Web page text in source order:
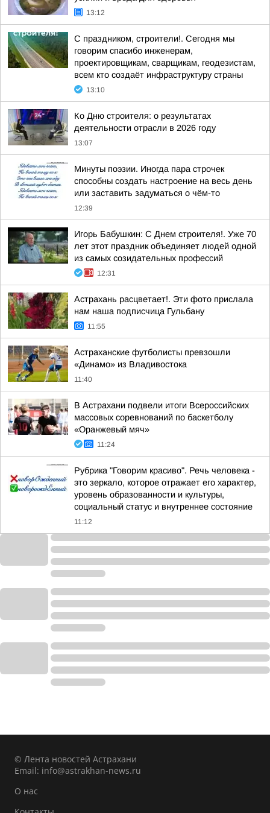
13:12
С праздником, строители!. Сегодня мы
говорим спасибо инженерам,
проектировщикам, сварщикам, геодезистам,
всем кто создаёт инфраструктуру страны
13:10
Ко Дню строителя: о результатах
деятельности отрасли в 2026 году
13:07
Минуты поэзии. Иногда пара строчек
способны создать настроение на весь день
или заставить задуматься о чём-то
12:39
Игорь Бабушкин: С Днем строителя!. Уже 70
лет этот праздник объединяет людей одной
из самых созидательных профессий
12:31
Астрахань расцветает!. Эти фото прислала
нам наша подписчица Гульбану
11:55
Астраханские футболисты превзошли
«Динамо» из Владивостока
11:40
В Астрахани подвели итоги Всероссийских
массовых соревнований по баскетболу
«Оранжевый мяч»
11:24
Рубрика "Говорим красиво". Речь человека -
это зеркало, которое отражает его характер,
уровень образованности и культуры,
социальный статус и внутреннее состояние
11:12
© Лента новостей Астрахани
Email: info@astrakhan-news.ru
О нас